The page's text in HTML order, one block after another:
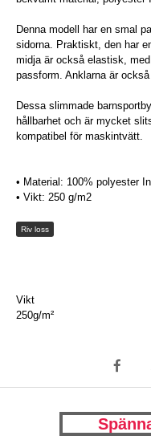
Denna modell har en smal
sidorna. Praktiskt, den har
midja är också elastisk,
passform. Anklarna är
Dessa slimmade
hållbarhet och är mycket
kompatibel för maskintvätt.
• Material: 100% polyester
• Vikt: 250 g/m2
Riv loss
Vikt
250g/m²